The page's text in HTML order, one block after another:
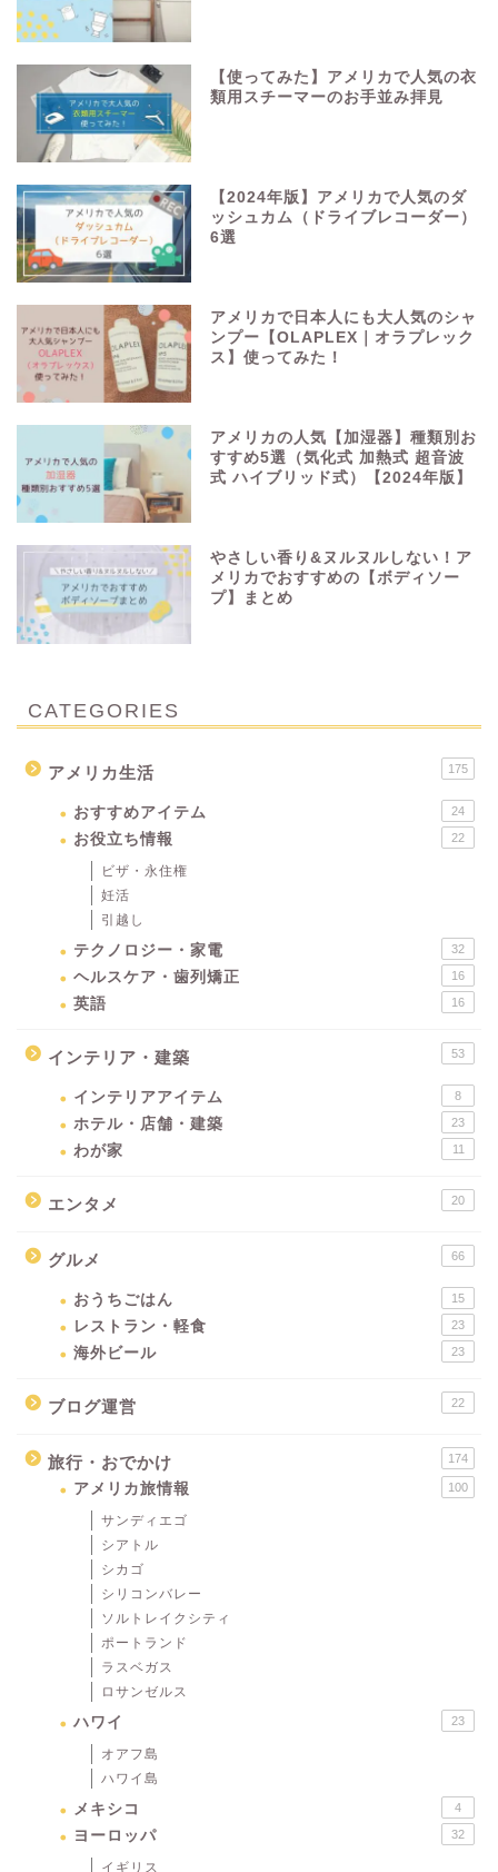
【使ってみた】アメリカで人気の衣
類用スチーマーのお手並み拝見
【2024年版】アメリカで人気のダ
ッシュカム（ドライブレコーダー）
6選
アメリカで日本人にも大人気のシャ
ンプー【OLAPLEX｜オラプレック
ス】使ってみた！
アメリカの人気【加湿器】種類別お
すすめ5選（気化式 加熱式 超音波
式 ハイブリッド式）【2024年版】
やさしい香り&ヌルヌルしない！ア
メリカでおすすめの【ボディソー
プ】まとめ
CATEGORIES
アメリカ生活 175
おすすめアイテム 24
お役立ち情報 22
ビザ・永住権
妊活
引越し
テクノロジー・家電 32
ヘルスケア・歯列矯正 16
英語 16
インテリア・建築 53
インテリアアイテム 8
ホテル・店舗・建築 23
わが家 11
エンタメ 20
グルメ 66
おうちごはん 15
レストラン・軽食 23
海外ビール 23
ブログ運営 22
旅行・おでかけ 174
アメリカ旅情報 100
サンディエゴ
シアトル
シカゴ
シリコンバレー
ソルトレイクシティ
ポートランド
ラスベガス
ロサンゼルス
ハワイ 23
オアフ島
ハワイ島
メキシコ 4
ヨーロッパ 32
イギリス